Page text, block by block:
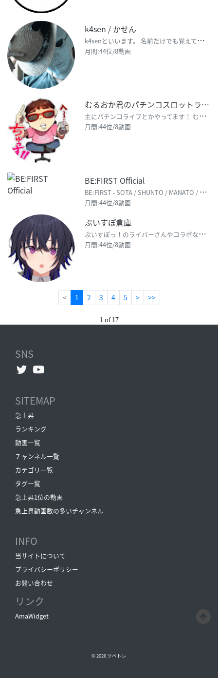
k4sen / かせん
k
4senといいます。 名前だけでも覚えて帰ってください。 ＊＊＊＊＊＊＊＊ お仕事、出演の依頼は
月間:44位/8動画
むるおか君のパチンコスロットライブ
主
にパチンコライブとかやってます！ むるおか君と愉快な仲間たちがおりなす刹那のライブ！見逃し厳禁！投
月間:44位/8動画
BE:FIRST Official
B
E:FIRST - SOTA / SHUNTO / MANATO / RYUHEI / JUNON
月間:44位/8動画
ぶいすぽ倉庫
ぶ
いすぽっ！のライバーさんやコラボなどで関わりのあるライバーさんの切り抜き動画を作成させていただいて
月間:44位/8動画
< 1 (current)
2 3 4 5 > >>
1 of 17
SNS
SITEMAP
急上昇
ランキング
動画一覧
チャンネル一覧
カテゴリ一覧
タグ一覧
急上昇1位の動画
急上昇動画数の多いチャンネル
INFO
当サイトについて
プライバシーポリシー
お問い合わせ
リンク
AmaWidget
© 2026 ツベトレ